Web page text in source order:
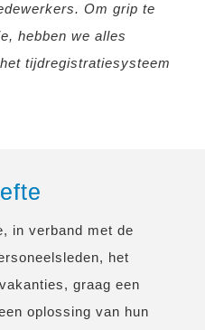
Om grip te
hebben we alles
tijdregistratiesysteem
in verband met de
het
graag een
oplossing van hun